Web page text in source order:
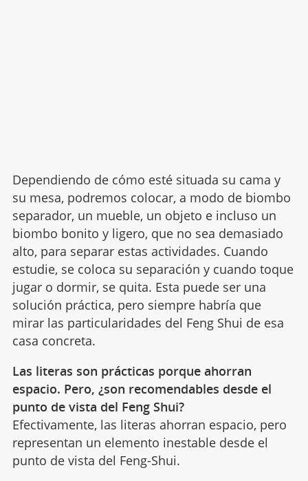
Dependiendo de cómo esté situada su cama y
su mesa, podremos colocar, a modo de biombo
separador, un mueble, un objeto e incluso un
biombo bonito y ligero, que no sea demasiado
alto, para separar estas actividades. Cuando
estudie, se coloca su separación y cuando toque
jugar o dormir, se quita. Esta puede ser una
solución práctica, pero siempre habría que
mirar las particularidades del Feng Shui de esa
casa concreta.
Las literas son prácticas porque ahorran
espacio. Pero, ¿son recomendables desde el
punto de vista del Feng Shui?
Efectivamente, las literas ahorran espacio, pero
representan un elemento inestable desde el
punto de vista del Feng-Shui.